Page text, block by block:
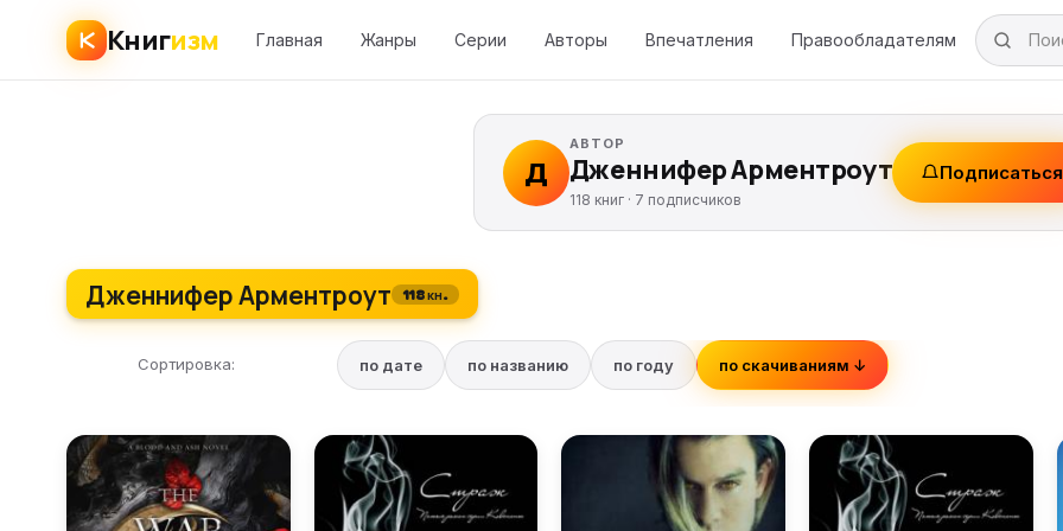
Книгизм Главная Жанры Серии Авторы Впечатления Правообладателям
Д
АВТОР
Дженнифер Арментроут
118 книг · 7 подписчиков
Подписаться
Дженнифер Арментроут 118 кн.
Сортировка: по дате по названию по году по скачиваниям ↓